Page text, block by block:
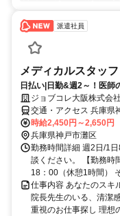
派遣社員
メディカルスタッ
日払い|日勤&週2～！医師
ジョブコレ大阪株式会社
交通・アクセス 兵庫県
時給2,450円～2,650円
兵庫県神戸市灘区
勤務時間詳細 週2日/1
談ください。 【勤務時
18：00（休憩1時間）
仕事内容 あなたのスキ
院長先生のいる、清潔
重視のお仕事探し 理想